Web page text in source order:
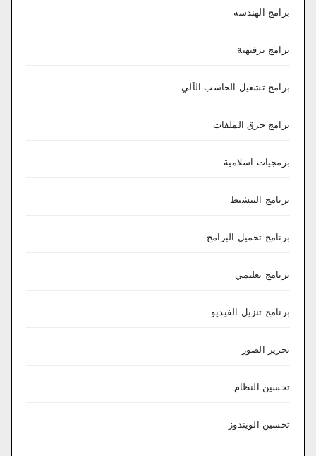
برامج الهندسة
برامج ترفيهية
برامج تشغيل الحاسب الآلي
برامج حرق الملفات
برمجيات اسلامية
برنامج التنشيط
برنامج تحميل البرامج
برنامج تعليمي
برنامج تنزيل الفيديو
تحرير الصور
تحسين النظام
تحسين الويندوز